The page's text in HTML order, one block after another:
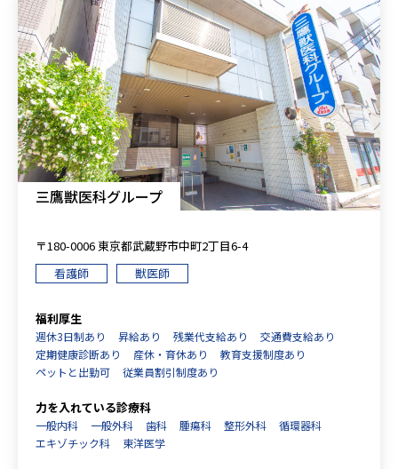
三鷹獣医科グループ
〒180-0006 東京都武蔵野市中町2丁目6-4
看護師
獣医師
福利厚生
週休3日制あり 昇給あり 残業代支給あり
交通費支給あり
定期健康診断あり
産休・育休あり
教育支援制度あり
ペットと出勤可
従業員割引制度あり
力を入れている診療科
一般内科 一般外科 歯科 腫瘍科 整形外科
循環器科
エキゾチック科
東洋医学